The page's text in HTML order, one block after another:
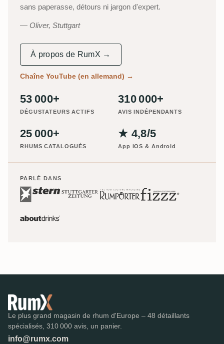
sans paperasse, détours ni jargon d'expert.
Oliver, Stuttgart
À propos de RumX →
Chaîne YouTube (en allemand) →
53 000+
DÉGUSTATEURS ACTIFS
310 000+
AVIS INDÉPENDANTS
25 000+
RHUMS CATALOGUÉS
★ 4,8/5
App iOS & Android
PARLÉ DANS
Le plus grand magasin de rhum d'Europe – 48 détaillants
spécialisés, 310 000 avis, un panier.
info@rumx.com